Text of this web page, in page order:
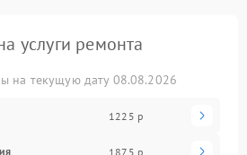
услуги ремонта
на текущую дату 08.08.2026
1225 р
1875 р